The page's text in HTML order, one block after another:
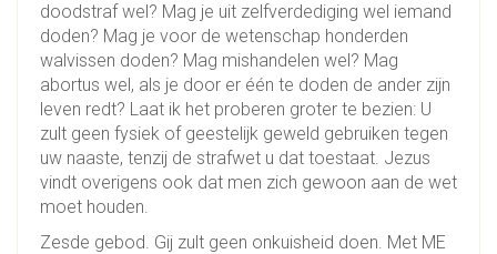
doodstraf wel? Mag je uit zelfverdediging wel iemand
doden? Mag je voor de wetenschap honderden
walvissen doden? Mag mishandelen wel? Mag
abortus wel, als je door er één te doden de ander zijn
leven redt? Laat ik het proberen groter te bezien: U
zult geen fysiek of geestelijk geweld gebruiken tegen
uw naaste, tenzij de strafwet u dat toestaat. Jezus
vindt overigens ook dat men zich gewoon aan de wet
moet houden.
Zesde gebod. Gij zult geen onkuisheid doen. Met ME